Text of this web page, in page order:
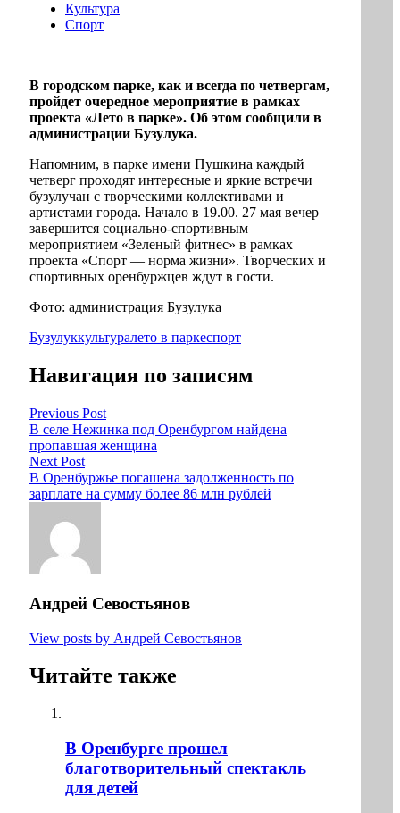
Культура
Спорт
В городском парке, как и всегда по четвергам,
пройдет очередное мероприятие в рамках
проекта «Лето в парке». Об этом сообщили в
администрации Бузулука.
Напомним, в парке имени Пушкина каждый
четверг проходят интересные и яркие встречи
бузулучан с творческими коллективами и
артистами города. Начало в 19.00. 27 мая вечер
завершится социально-спортивным
мероприятием «Зеленый фитнес» в рамках
проекта «Спорт — норма жизни». Творческих и
спортивных оренбуржцев ждут в гости.
Фото: администрация Бузулука
Бузулуккультуралето в паркеспорт
Навигация по записям
Previous Post
В селе Нежинка под Оренбургом найдена
пропавшая женщина
Next Post
В Оренбуржье погашена задолженность по
зарплате на сумму более 86 млн рублей
Андрей Севостьянов
View posts by Андрей Севостьянов
Читайте также
В Оренбурге прошел
благотворительный спектакль
для детей